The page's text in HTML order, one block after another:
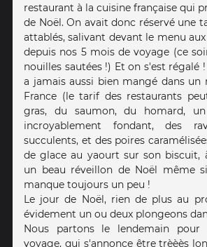
restaurant à la cuisine française qui
de Noël. On avait donc réservé une
attablés, salivant devant le menu
depuis nos 5 mois de voyage (ce
nouilles sautées !) Et on s'est régalé
a jamais aussi bien mangé dans un
France (le tarif des restaurants
gras, du saumon, du homard,
incroyablement fondant, des
succulents, et des poires
de glace au yaourt sur son biscuit,
un beau réveillon de Noël même
manque toujours un peu !
Le jour de Noël, rien de plus au
évidement un ou deux plongeons
Nous partons le lendemain pour
voyage, qui s'annonce être trèèès